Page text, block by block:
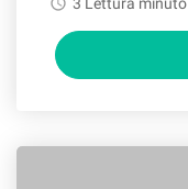
watch_later 3 Lettura minuto